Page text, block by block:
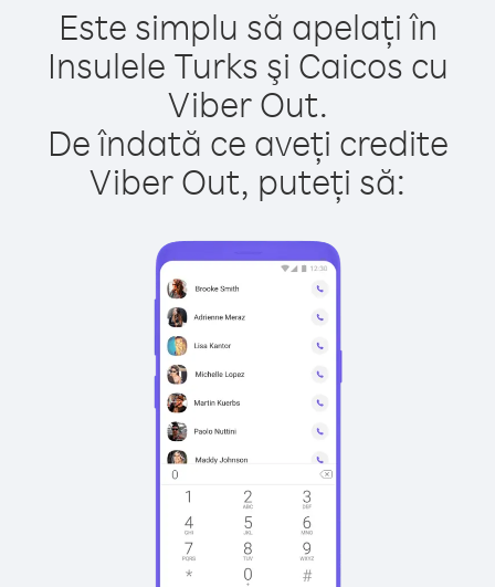
Este simplu să apelați în
Insulele Turks şi Caicos cu
Viber Out.
De îndată ce aveți credite
Viber Out, puteți să: